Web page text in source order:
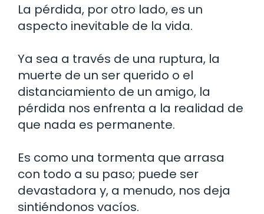
La pérdida, por otro lado, es un
aspecto inevitable de la vida.
Ya sea a través de una ruptura, la
muerte de un ser querido o el
distanciamiento de un amigo, la
pérdida nos enfrenta a la realidad de
que nada es permanente.
Es como una tormenta que arrasa
con todo a su paso; puede ser
devastadora y, a menudo, nos deja
sintiéndonos vacíos.